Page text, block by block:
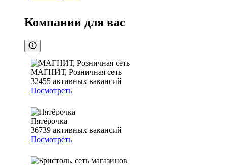
Компании для вас
МАГНИТ, Розничная сеть
32455 активных вакансий
Посмотреть
Пятёрочка
36739 активных вакансий
Посмотреть